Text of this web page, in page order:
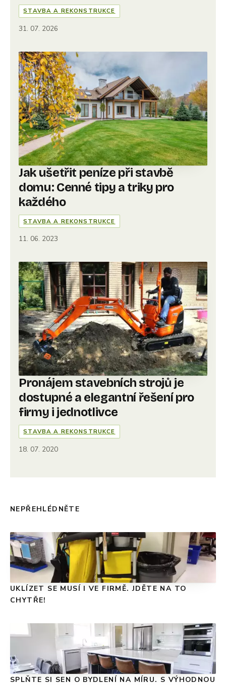
STAVBA A REKONSTRUKCE
31. 07. 2026
Jak ušetřit peníze při stavbě
domu: Cenné tipy a triky pro
každého
STAVBA A REKONSTRUKCE
11. 06. 2023
Pronájem stavebních strojů je
dostupné a elegantní řešení pro
firmy i jednotlivce
STAVBA A REKONSTRUKCE
18. 07. 2020
NEPŘEHLÉDNĚTE
UKLÍZET SE MUSÍ I VE FIRMĚ. JDĚTE NA TO
CHYTŘE!
SPLŇTE SI SEN O BYDLENÍ NA MÍRU. S VÝHODNOU